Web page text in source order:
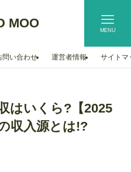
MOO MENU
問い合わせ 運営者情報 サイトマ
はいくら?【2025
収入源とは!?